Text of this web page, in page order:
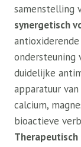
samenstelling
synergetisch
ondersteuning
duidelijke
apparatuur
calcium,
bioactieve